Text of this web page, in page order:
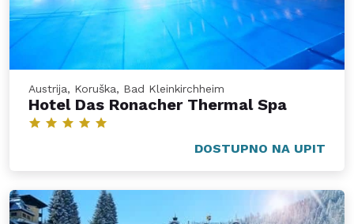
Austrija, Koruška, Bad Kleinkirchheim
Hotel Das Ronacher Thermal Spa
DOSTUPNO NA UPIT